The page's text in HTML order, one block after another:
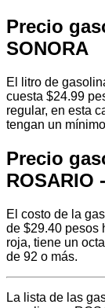
Precio
SONORA
El litro de
cuesta $24.99
regular, en esta
tengan un
Precio
ROSARIO
El costo de la
de $29.40 pesos
roja, tiene un
de 92 o más.
La lista de las